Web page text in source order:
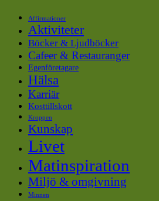
Affirmationer
Aktiviteter
Böcker & Ljudböcker
Cafeer & Restauranger
Egenföretagare
Hälsa
Karriär
Kosttillskott
Kroppen
Kunskap
Livet
Matinspiration
Miljö & omgivning
Minnen